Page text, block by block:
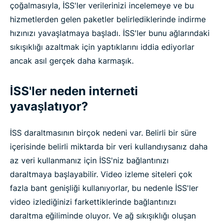
İSS'lerin video izleme hızınızı yavaşlatmasına izin
vermeyin
çoğalmasıyla, İSS'ler verilerinizi incelemeye ve bu
hizmetlerden gelen paketler belirlediklerinde indirme
hızınızı yavaşlatmaya başladı. İSS'ler bunu ağlarındaki
sıkışıklığı azaltmak için yaptıklarını iddia ediyorlar
ancak asıl gerçek daha karmaşık.
İSS'ler neden interneti
yavaşlatıyor?
İSS daraltmasının birçok nedeni var. Belirli bir süre
içerisinde belirli miktarda bir veri kullandıysanız daha
az veri kullanmanız için İSS'niz bağlantınızı
daraltmaya başlayabilir. Video izleme siteleri çok
fazla bant genişliği kullanıyorlar, bu nedenle İSS'ler
video izlediğinizi farkettiklerinde bağlantınızı
daraltma eğiliminde oluyor. Ve ağ sıkışıklığı oluşan